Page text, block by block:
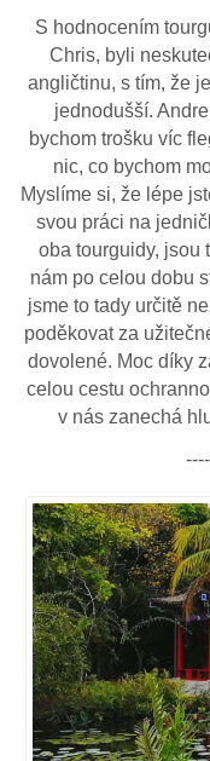
S hodnocením
Chris, byli
angličtinu, s tím, že
jednodušší.
bychom trošku víc
nic, co bychom
Myslíme si, že lépe
svou práci na
oba tourguidy, jsou
nám po celou dobu
jsme to tady určitě
poděkovat za
dovolené. Moc díky
celou cestu
v nás zanechá